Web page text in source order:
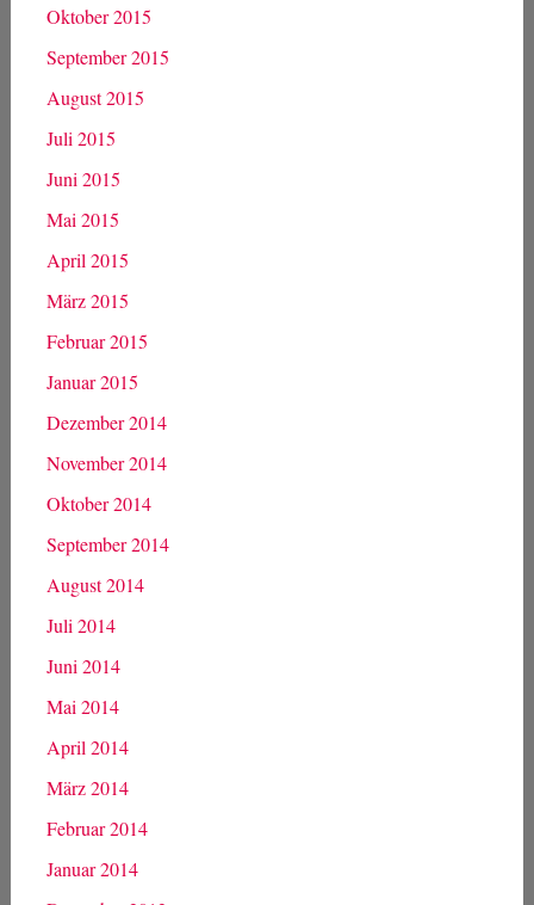
Mai 2016
April 2016
März 2016
Februar 2016
Januar 2016
Dezember 2015
November 2015
Oktober 2015
September 2015
August 2015
Juli 2015
Juni 2015
Mai 2015
April 2015
März 2015
Februar 2015
Januar 2015
Dezember 2014
November 2014
Oktober 2014
September 2014
August 2014